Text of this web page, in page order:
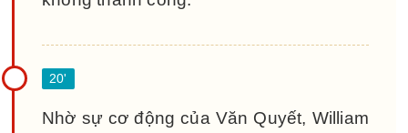
Nhờ sự cơ động của Văn Quyết, William